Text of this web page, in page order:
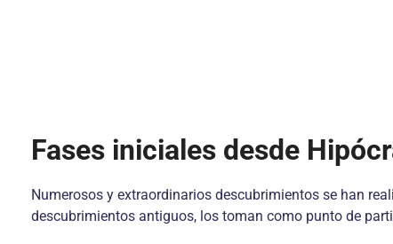
Fases iniciales desde
Numerosos y extraordinarios descubrimientos se han
descubrimientos antiguos, los toman como punto de